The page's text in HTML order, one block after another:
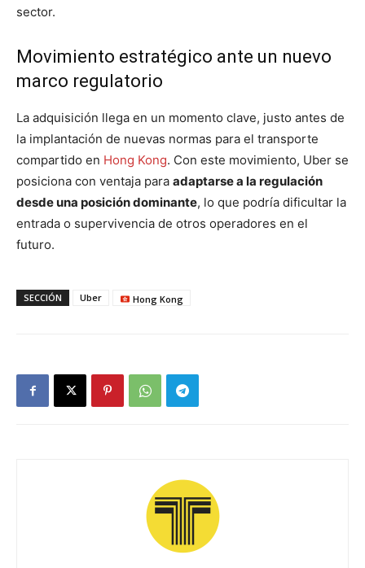
sector.
Movimiento estratégico ante un nuevo
marco regulatorio
La adquisición llega en un momento clave, justo antes de
la implantación de nuevas normas para el transporte
compartido en Hong Kong. Con este movimiento, Uber se
posiciona con ventaja para adaptarse a la regulación
desde una posición dominante, lo que podría dificultar la
entrada o supervivencia de otros operadores en el
futuro.
SECCIÓN Uber Hong Kong